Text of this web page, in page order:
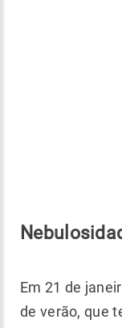
Em 21 de
de verão, que